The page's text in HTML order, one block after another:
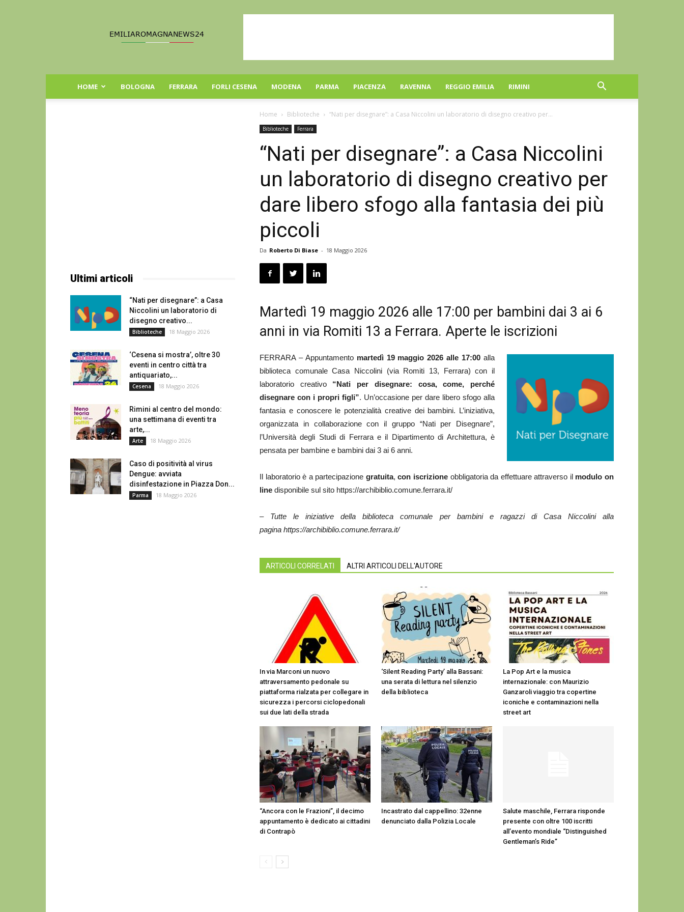
Romagna
HOME BOLOGNA FERRARA FORLI CESENA MODENA PARMA PIACENZA RAVENNA REGGIO EMILIA RIMINI
Home Biblioteche “Nati per disegnare”: a Casa Niccolini un laboratorio di disegno creativo per...
Biblioteche Ferrara
“Nati per disegnare”: a Casa Niccolini
un laboratorio di disegno creativo per
dare libero sfogo alla fantasia dei più
piccoli
Da Roberto Di Biase - 18 Maggio 2026
Martedì 19 maggio 2026 alle 17:00 per bambini dai 3 ai 6
anni in via Romiti 13 a Ferrara. Aperte le iscrizioni
FERRARA – Appuntamento martedì 19 maggio 2026 alle 17:00 alla
biblioteca comunale Casa Niccolini (via Romiti 13, Ferrara) con il
laboratorio creativo “Nati per disegnare: cosa, come, perché
disegnare con i propri figli”. Un’occasione per dare libero sfogo alla
fantasia e conoscere le potenzialità creative dei bambini. L’iniziativa,
organizzata in collaborazione con il gruppo “Nati per Disegnare”,
l’Università degli Studi di Ferrara e il Dipartimento di Architettura, è
pensata per bambine e bambini dai 3 ai 6 anni.
Il laboratorio è a partecipazione gratuita,con iscrizione obbligatoria da effettuare attraverso il modulo on
line disponibile sul sito https://archibiblio.comune.ferrara.it/
– Tutte le iniziative della biblioteca comunale per bambini e ragazzi di Casa Niccolini alla
pagina https://archibiblio.comune.ferrara.it/
ARTICOLI CORRELATI ALTRI ARTICOLI DELL'AUTORE
In via Marconi un nuovo
attraversamento pedonale su
piattaforma rialzata per collegare in
sicurezza i percorsi ciclopedonali
sui due lati della strada
‘Silent Reading Party’ alla Bassani:
una serata di lettura nel silenzio
della biblioteca
La Pop Art e la musica
internazionale: con Maurizio
Ganzaroli viaggio tra copertine
iconiche e contaminazioni nella
street art
“Ancora con le Frazioni”, il decimo
appuntamento è dedicato ai cittadini
di Contrapò
Incastrato dal cappellino: 32enne
denunciato dalla Polizia Locale
Salute maschile, Ferrara risponde
presente con oltre 100 iscritti
all’evento mondiale “Distinguished
Gentleman’s Ride”
Ultimi articoli
“Nati per disegnare”: a Casa
Niccolini un laboratorio di
disegno creativo...
Biblioteche 18 Maggio 2026
‘Cesena si mostra’, oltre 30
eventi in centro città tra
antiquariato,...
Cesena 18 Maggio 2026
Rimini al centro del mondo:
una settimana di eventi tra
arte,...
Arte 18 Maggio 2026
Caso di positività al virus
Dengue: avviata
disinfestazione in Piazza Don...
Parma 18 Maggio 2026